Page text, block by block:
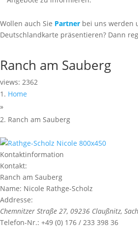
Wollen auch Sie Partner bei uns werden
Deutschlandkarte präsentieren? Dann
Ranch am Sauberg
views: 2362
Home
»
Ranch am Sauberg
Kontaktinformation
Kontakt:
Ranch am Sauberg
Name: Nicole Rathge-Scholz
Addresse:
Chemnitzer Straße 27, 09236 Claußnitz,
Telefon-Nr.: +49 (0) 176 / 233 398 36